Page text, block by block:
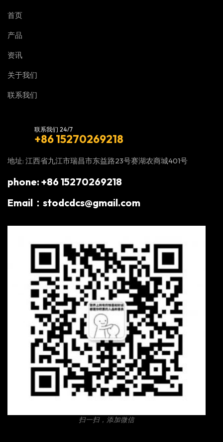
首页
产品
资讯
关于我们
联系我们
联系我们 24/7
+86 15270269218
地址: 江西省九江市瑞昌市东益路23号赛湖农商城401号
phone: +86 15270269218
Email：stodcdcs@gmail.com
扫一扫，添加微信